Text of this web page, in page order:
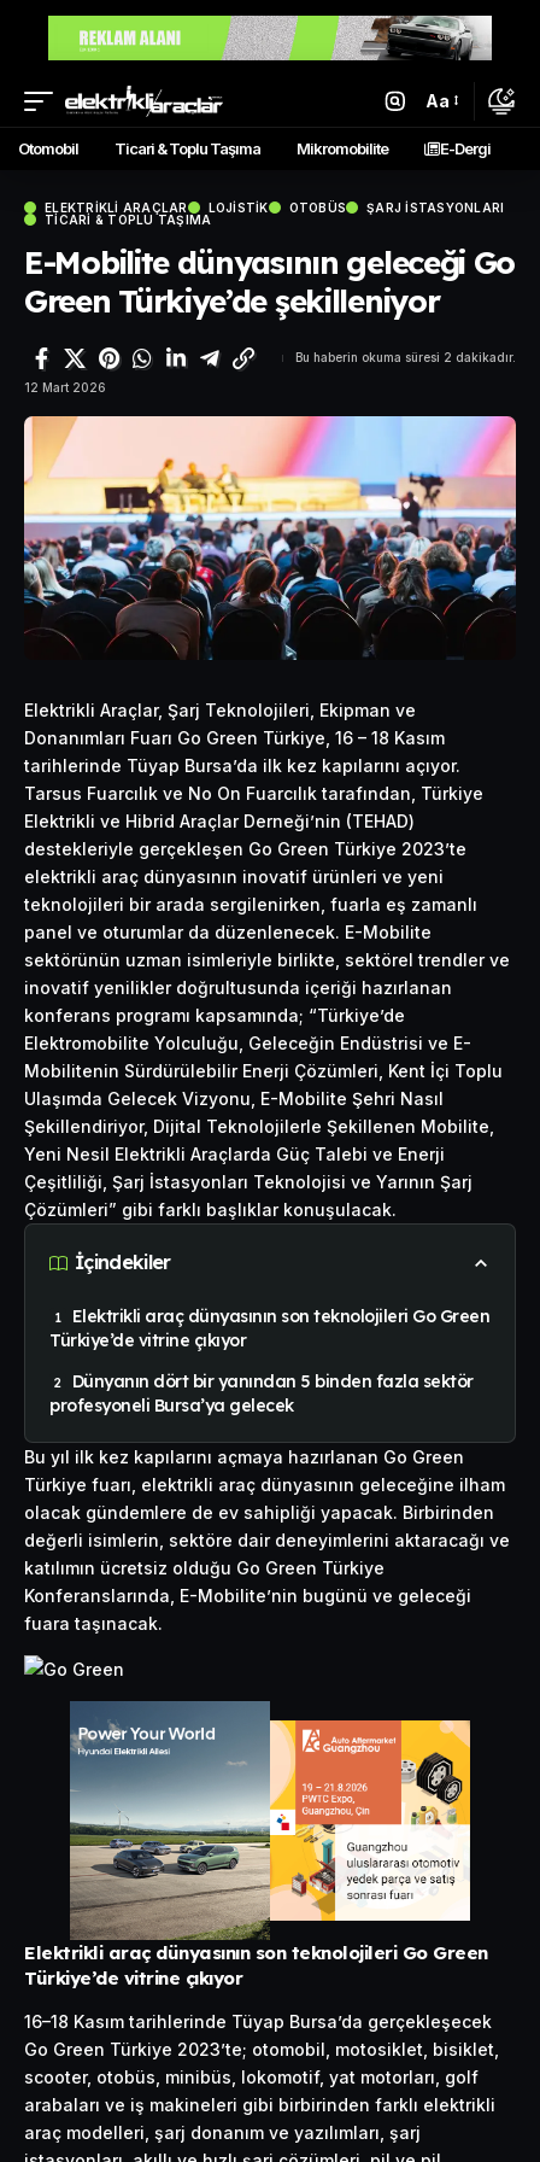
Aa
Otomobil Ticari & Toplu Taşıma Mikromobilite E-Dergi
ELEKTRIKLI ARAÇLAR LOJISTIK OTOBÜS
ŞARJ İSTASYONLARI
TICARI & TOPLU TAŞIMA
E-Mobilite dünyasının geleceği Go
Green Türkiye’de şekilleniyor
12 Mart 2026
Bu haberin okuma süresi 2 dakikadır.
Elektrikli Araçlar, Şarj Teknolojileri, Ekipman ve
Donanımları Fuarı Go Green Türkiye, 16 – 18 Kasım
tarihlerinde Tüyap Bursa’da ilk kez kapılarını açıyor.
Tarsus Fuarcılık ve No On Fuarcılık tarafından, Türkiye
Elektrikli ve Hibrid Araçlar Derneği’nin (TEHAD)
destekleriyle gerçekleşen Go Green Türkiye 2023’te
elektrikli araç dünyasının inovatif ürünleri ve yeni
teknolojileri bir arada sergilenirken, fuarla eş zamanlı
panel ve oturumlar da düzenlenecek. E-Mobilite
sektörünün uzman isimleriyle birlikte, sektörel trendler ve
inovatif yenilikler doğrultusunda içeriği hazırlanan
konferans programı kapsamında; “Türkiye’de
Elektromobilite Yolculuğu, Geleceğin Endüstrisi ve E-
Mobilitenin Sürdürülebilir Enerji Çözümleri, Kent İçi Toplu
Ulaşımda Gelecek Vizyonu, E-Mobilite Şehri Nasıl
Şekillendiriyor, Dijital Teknolojilerle Şekillenen Mobilite,
Yeni Nesil Elektrikli Araçlarda Güç Talebi ve Enerji
Çeşitliliği, Şarj İstasyonları Teknolojisi ve Yarının Şarj
Çözümleri” gibi farklı başlıklar konuşulacak.
İçindekiler
Elektrikli araç dünyasının son teknolojileri Go Green
Türkiye’de vitrine çıkıyor
Dünyanın dört bir yanından 5 binden fazla sektör
profesyoneli Bursa’ya gelecek
Bu yıl ilk kez kapılarını açmaya hazırlanan Go Green
Türkiye fuarı, elektrikli araç dünyasının geleceğine ilham
olacak gündemlere de ev sahipliği yapacak. Birbirinden
değerli isimlerin, sektöre dair deneyimlerini aktaracağı ve
katılımın ücretsiz olduğu Go Green Türkiye
Konferanslarında, E-Mobilite’nin bugünü ve geleceği
fuara taşınacak.
Elektrikli araç dünyasının son teknolojileri Go Green
Türkiye’de vitrine çıkıyor
16–18 Kasım tarihlerinde Tüyap Bursa’da gerçekleşecek
Go Green Türkiye 2023’te; otomobil, motosiklet, bisiklet,
scooter, otobüs, minibüs, lokomotif, yat motorları, golf
arabaları ve iş makineleri gibi birbirinden farklı elektrikli
araç modelleri, şarj donanım ve yazılımları, şarj